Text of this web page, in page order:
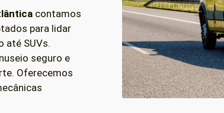
contamos
para lidar
até SUVs.
seguro e
Oferecemos